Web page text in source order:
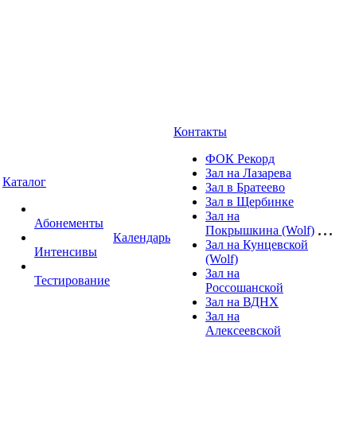
Каталог
Абонементы
Интенсивы
Тестирование
Календарь
Контакты
ФОК Рекорд
Зал на Лазарева
Зал в Братеево
Зал в Щербинке
Зал на
Покрышкина (Wolf)
Зал на Кунцевской
(Wolf)
Зал на
Россошанской
Зал на ВДНХ
Зал на
Алексеевской